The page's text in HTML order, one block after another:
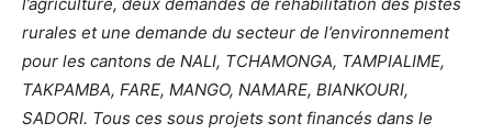
rurales et une demande du secteur de l’environnement
pour les cantons de NALI, TCHAMONGA, TAMPIALIME,
TAKPAMBA, FARE, MANGO, NAMARE, BIANKOURI,
SADORI. Tous ces sous projets sont financés dans le